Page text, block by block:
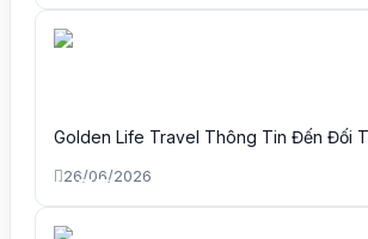
Golden Life Travel Thông Tin Đến Đối
26/06/2026